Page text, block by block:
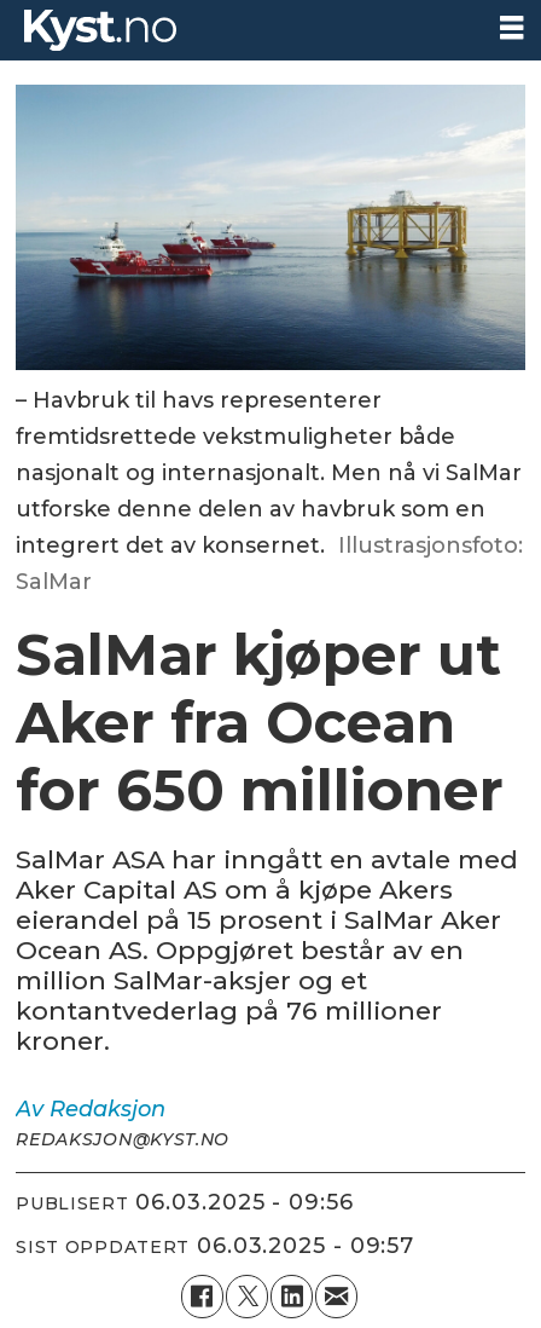
– Havbruk til havs representerer
fremtidsrettede vekstmuligheter både
nasjonalt og internasjonalt. Men nå vi SalMar
utforske denne delen av havbruk som en
integrert det av konsernet. Illustrasjonsfoto:
SalMar
SalMar kjøper ut
Aker fra Ocean
for 650 millioner
SalMar ASA har inngått en avtale med
Aker Capital AS om å kjøpe Akers
eierandel på 15 prosent i SalMar Aker
Ocean AS. Oppgjøret består av en
million SalMar-aksjer og et
kontantvederlag på 76 millioner
kroner.
Av Redaksjon
REDAKSJON@KYST.NO
PUBLISERT 06.03.2025 - 09:56
SIST OPPDATERT 06.03.2025 - 09:57